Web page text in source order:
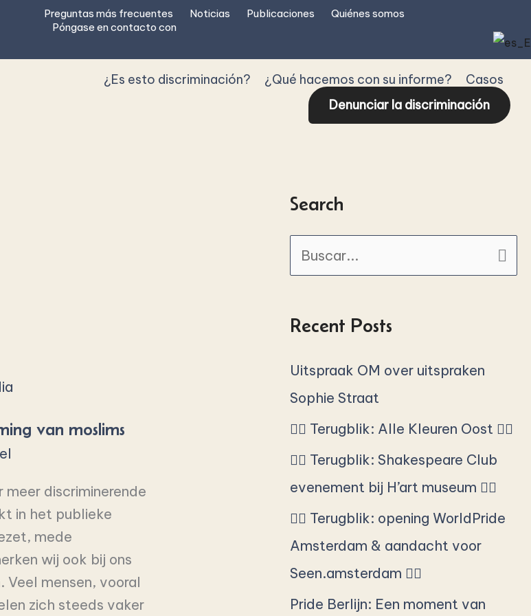
Preguntas más frecuentes Noticias Publicaciones
Quiénes somos
Póngase en contacto con
¿Es esto discriminación? ¿Qué hacemos con su informe?
Casos
Denunciar la discriminación
van moslims
discriminerende
in het publieke
mede
wij ook bij ons
Veel mensen, vooral
zich steeds vaker
Search
s
a
r
p
o
Recent Posts
Uitspraak OM over uitspraken
Sophie Straat
🏳️‍🌈 Terugblik: Alle Kleuren Oost 🏳️‍🌈
🏳️‍🌈 Terugblik: Shakespeare Club
evenement bij H’art museum 🏳️‍🌈
🏳️‍🌈 Terugblik: opening WorldPride
Amsterdam & aandacht voor
Seen.amsterdam 🏳️‍🌈
Pride Berlijn: Een moment van